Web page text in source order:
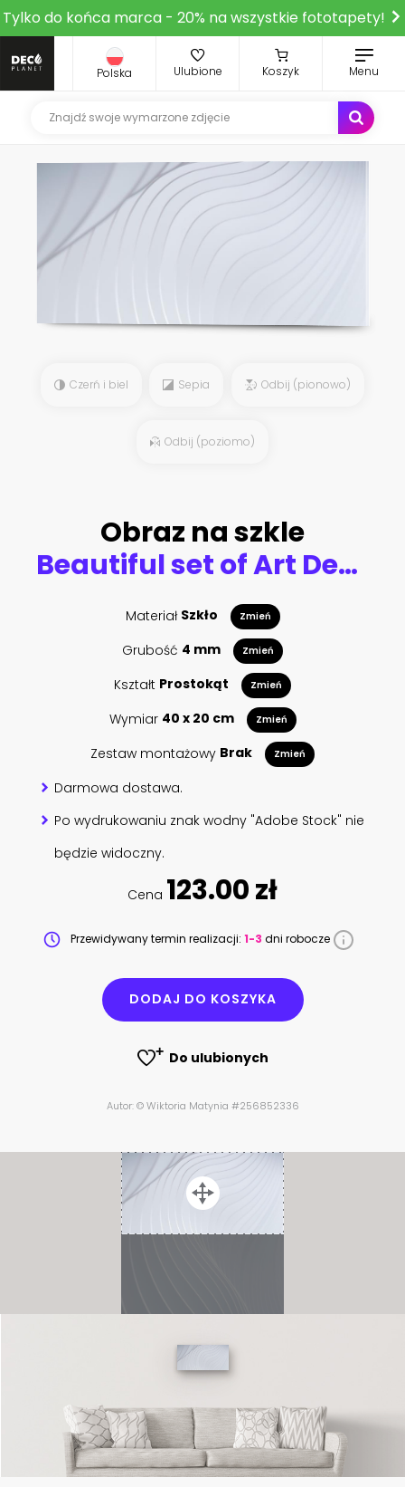
Tylko do końca marca - 20% na wszystkie fototapety!
Polska Ulubione Koszyk Menu
Czerń i biel Sepia Odbij (pionowo)
Odbij (poziomo)
Obraz na szkle
Beautiful set of Art Deco, Gatsby palmette ornates from 1920s fashion and design trends vector
Materiał Szkło Zmień
Grubość 4 mm Zmień
Kształt Prostokąt Zmień
Wymiar 40 x 20 cm Zmień
Zestaw montażowy Brak Zmień
Darmowa dostawa.
Po wydrukowaniu znak wodny "Adobe Stock" nie
będzie widoczny.
Cena 123.00 zł
Przewidywany termin realizacji: 1-3 dni robocze
DODAJ DO KOSZYKA
Do ulubionych
Autor: © Wiktoria Matynia #256852336